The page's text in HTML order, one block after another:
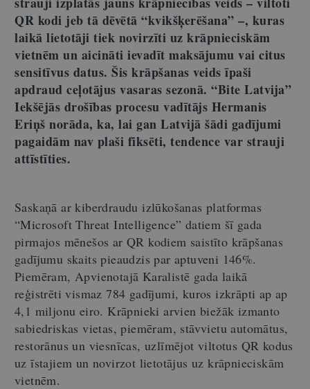
QR kodi jeb tā dēvētā “kvikšķerēšana” –, kuras
laikā lietotāji tiek novirzīti uz krāpnieciskām
vietnēm un aicināti ievadīt maksājumu vai citus
sensitīvus datus. Šis krāpšanas veids īpaši
apdraud ceļotājus vasaras sezonā. “Bite Latvija”
Iekšējās drošības procesu vadītājs Hermanis
Eriņš norāda, ka, lai gan Latvijā šādi gadījumi
pagaidām nav plaši fiksēti, tendence var strauji
attīstīties.
Saskaņā ar kiberdraudu izlūkošanas platformas
“Microsoft Threat Intelligence” datiem šī gada
pirmajos mēnešos ar QR kodiem saistīto krāpšanas
gadījumu skaits pieaudzis par aptuveni 146%.
Piemēram, Apvienotajā Karalistē gada laikā
reģistrēti vismaz 784 gadījumi, kuros izkrāpti ap ap
4,1 miljonu eiro. Krāpnieki arvien biežāk izmanto
sabiedriskas vietas, piemēram, stāvvietu automātus,
restorānus un viesnīcas, uzlīmējot viltotus QR kodus
uz īstajiem un novirzot lietotājus uz krāpnieciskām
vietnēm.